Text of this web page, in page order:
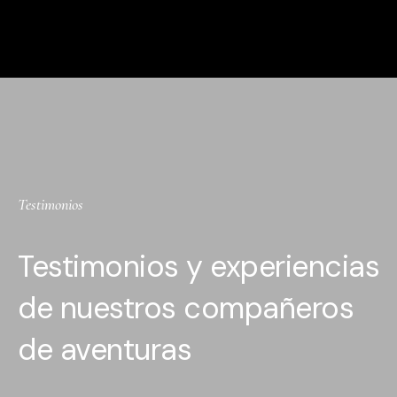
Testimonios
Testimonios y experiencias
de nuestros compañeros
de aventuras